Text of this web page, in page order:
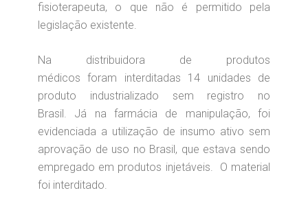
fisioterapeuta, o que não é permitido pela
legislação existente.
Na distribuidora de produtos
médicos foram interditadas 14 unidades de
produto industrializado sem registro no
Brasil. Já na farmácia de manipulação, foi
evidenciada a utilização de insumo ativo sem
aprovação de uso no Brasil, que estava sendo
empregado em produtos injetáveis. O material
foi interditado.